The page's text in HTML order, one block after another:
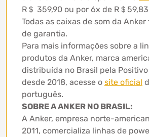
R＄ 359,90 ou por 6x de R＄
Todas as caixas de som da Anker
de garantia.
Para mais informações sobre a
produtos da Anker, marca
distribuída no Brasil pela Positivo
desde 2018, acesse o site oficial
português.
SOBRE A ANKER NO BRASIL:
A Anker, empresa norte-
2011, comercializa linhas de